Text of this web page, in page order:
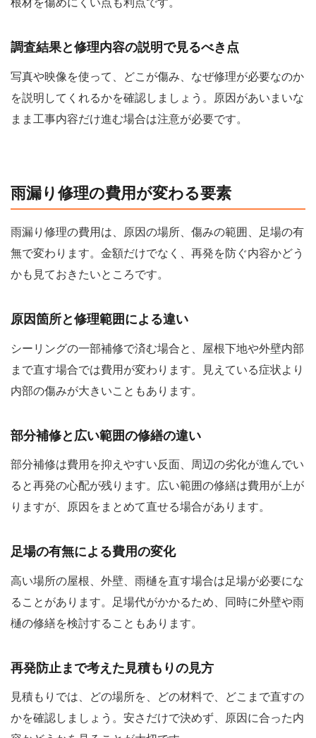
調査結果と修理内容の説明で見るべき点
写真や映像を使って、どこが傷み、なぜ修理が必要なのか
を説明してくれるかを確認しましょう。原因があいまいな
まま工事内容だけ進む場合は注意が必要です。
雨漏り修理の費用が変わる要素
雨漏り修理の費用は、原因の場所、傷みの範囲、足場の有
無で変わります。金額だけでなく、再発を防ぐ内容かどう
かも見ておきたいところです。
原因箇所と修理範囲による違い
シーリングの一部補修で済む場合と、屋根下地や外壁内部
まで直す場合では費用が変わります。見えている症状より
内部の傷みが大きいこともあります。
部分補修と広い範囲の修繕の違い
部分補修は費用を抑えやすい反面、周辺の劣化が進んでい
ると再発の心配が残ります。広い範囲の修繕は費用が上が
りますが、原因をまとめて直せる場合があります。
足場の有無による費用の変化
高い場所の屋根、外壁、雨樋を直す場合は足場が必要にな
ることがあります。足場代がかかるため、同時に外壁や雨
樋の修繕を検討することもあります。
再発防止まで考えた見積もりの見方
見積もりでは、どの場所を、どの材料で、どこまで直すの
かを確認しましょう。安さだけで決めず、原因に合った内